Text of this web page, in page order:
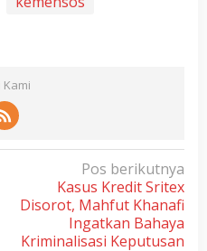
Kami
Pos berikutnya
Kasus Kredit Sritex
Disorot, Mahfut Khanafi
Ingatkan Bahaya
Kriminalisasi Keputusan